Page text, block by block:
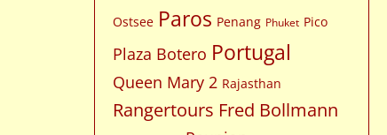
Ostsee Paros Penang Phuket Pico
Plaza Botero Portugal
Queen Mary 2 Rajasthan
Rangertours Fred Bollmann